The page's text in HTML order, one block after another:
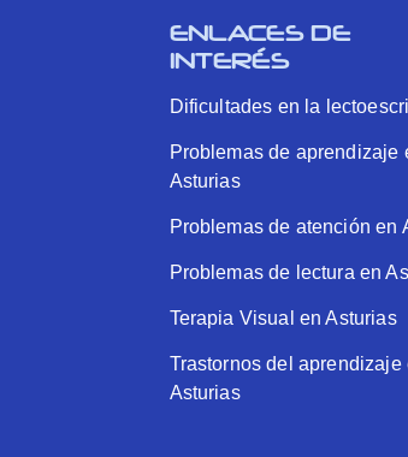
ENLACES DE
INTERÉS
Dificultades en la
Problemas de aprendizaje
Asturias
Problemas de atención en
Problemas de lectura en
Terapia Visual en Asturias
Trastornos del aprendizaje
Asturias